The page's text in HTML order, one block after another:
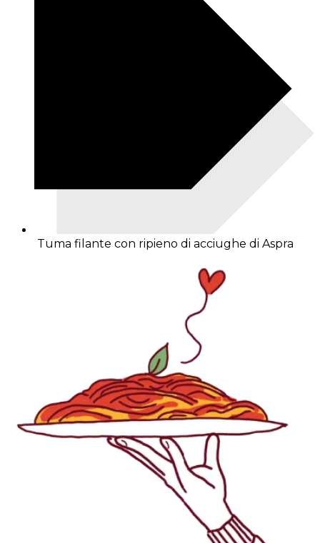
Tuma filante con ripieno di acciughe di Aspra